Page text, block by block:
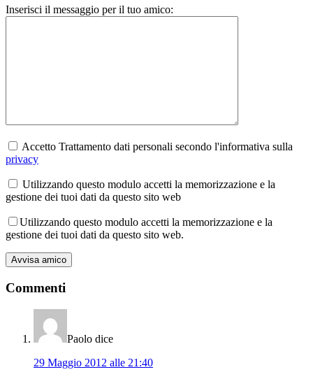
Inserisci il messaggio per il tuo amico:
Accetto Trattamento dati personali secondo l'informativa sulla
privacy
Utilizzando questo modulo accetti la memorizzazione e la
gestione dei tuoi dati da questo sito web
Utilizzando questo modulo accetti la memorizzazione e la
gestione dei tuoi dati da questo sito web.
Commenti
Paolo dice
29 Maggio 2012 alle 21:40